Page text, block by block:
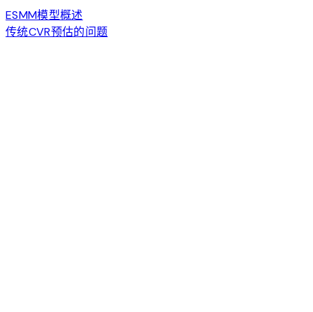
ESMM模型概述
传统CVR预估的问题